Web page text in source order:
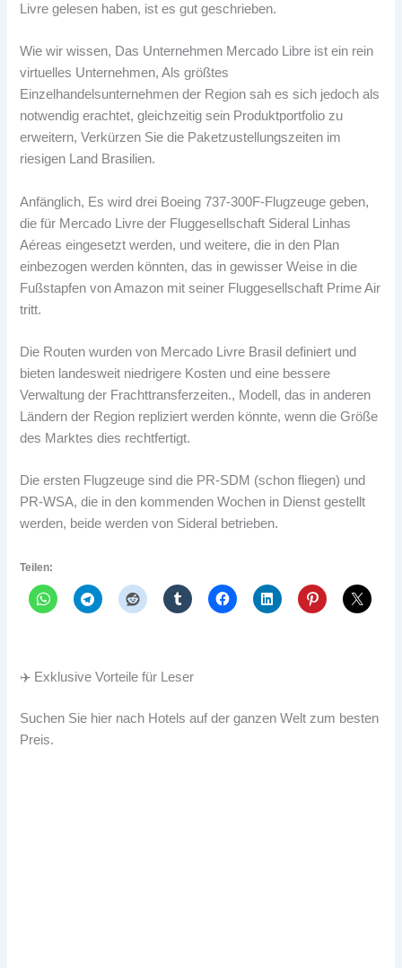
Livre gelesen haben, ist es gut geschrieben.
Wie wir wissen, Das Unternehmen Mercado Libre ist ein rein
virtuelles Unternehmen, Als größtes
Einzelhandelsunternehmen der Region sah es sich jedoch als
notwendig erachtet, gleichzeitig sein Produktportfolio zu
erweitern, Verkürzen Sie die Paketzustellungszeiten im
riesigen Land Brasilien.
Anfänglich, Es wird drei Boeing 737-300F-Flugzeuge geben,
die für Mercado Livre der Fluggesellschaft Sideral Linhas
Aéreas eingesetzt werden, und weitere, die in den Plan
einbezogen werden könnten, das in gewisser Weise in die
Fußstapfen von Amazon mit seiner Fluggesellschaft Prime Air
tritt.
Die Routen wurden von Mercado Livre Brasil definiert und
bieten landesweit niedrigere Kosten und eine bessere
Verwaltung der Frachttransferzeiten., Modell, das in anderen
Ländern der Region repliziert werden könnte, wenn die Größe
des Marktes dies rechtfertigt.
Die ersten Flugzeuge sind die PR-SDM (schon fliegen) und
PR-WSA, die in den kommenden Wochen in Dienst gestellt
werden, beide werden von Sideral betrieben.
Teilen:
✈️ Exklusive Vorteile für Leser
Suchen Sie hier nach Hotels auf der ganzen Welt zum besten
Preis.